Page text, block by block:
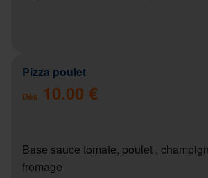
Pizza poulet
Dès 10.00 €
Base sauce tomate, poulet ,
fromage